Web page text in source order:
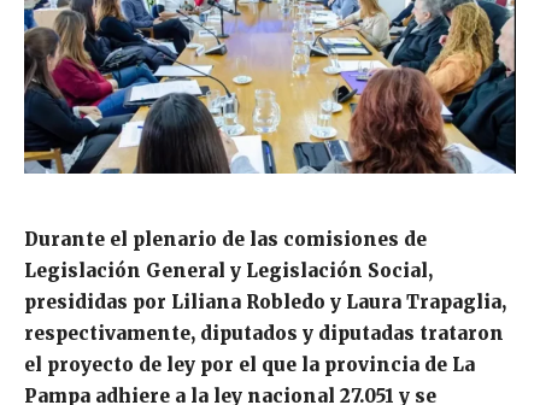
Durante el plenario de las comisiones de
Legislación General y Legislación Social,
presididas por Liliana Robledo y Laura Trapaglia,
respectivamente, diputados y diputadas trataron
el proyecto de ley por el que la provincia de La
Pampa adhiere a la ley nacional 27.051 y se